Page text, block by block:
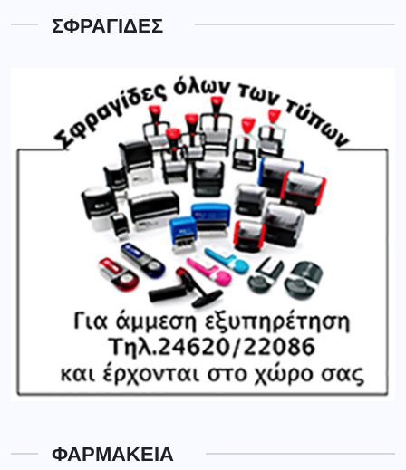
ΣΦΡΑΓΙΔΕΣ
ΦΑΡΜΑΚΕΙΑ